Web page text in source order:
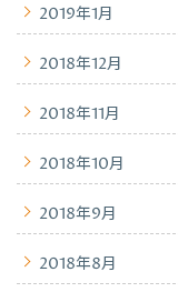
2019年1月
2018年12月
2018年11月
2018年10月
2018年9月
2018年8月